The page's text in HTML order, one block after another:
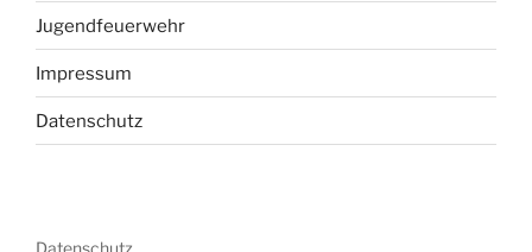
Jugendfeuerwehr
Impressum
Datenschutz